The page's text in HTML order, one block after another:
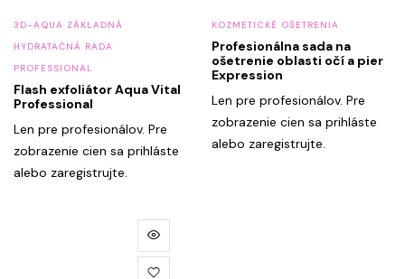
3D-AQUA ZÁKLADNÁ
HYDRATAČNÁ RADA
PROFESSIONAL
Flash exfoliátor Aqua Vital
Professional
Len pre profesionálov. Pre
zobrazenie cien sa prihláste
alebo zaregistrujte.
KOZMETICKÉ OŠETRENIA
Profesionálna sada na
ošetrenie oblasti očí a pier
Expression
Len pre profesionálov. Pre
zobrazenie cien sa prihláste
alebo zaregistrujte.